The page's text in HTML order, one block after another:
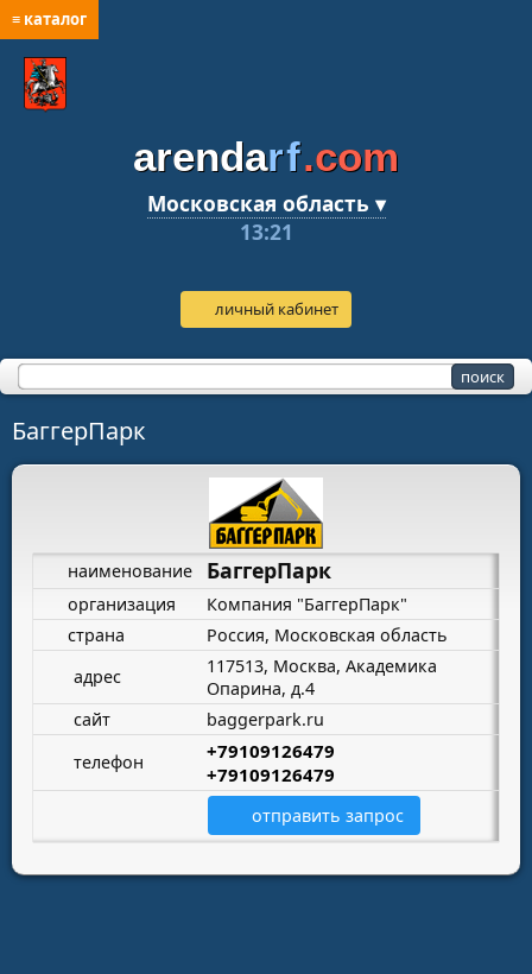
≡ каталог
arendarf.com
Московская область ▾
13:21
личный кабинет
БаггерПарк
наименование БаггерПарк
организация
Компания "БаггерПарк"
страна
Россия, Московская область
адрес
117513, Москва, Академика
Опарина, д.4
сайт
baggerpark.ru
телефон
+79109126479
+79109126479
отправить запрос